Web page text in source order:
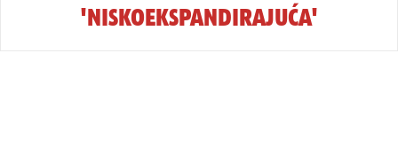
'NISKOEKSPANDIRAJUĆA'